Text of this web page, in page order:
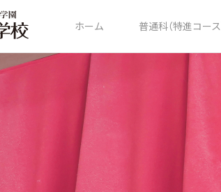
ホーム 普通科（特進コース